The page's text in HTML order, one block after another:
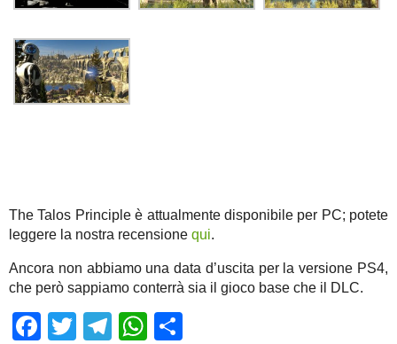
The Talos Principle è attualmente disponibile per PC; potete
leggere la nostra recensione qui.
Ancora non abbiamo una data d’uscita per la versione PS4,
che però sappiamo conterrà sia il gioco base che il DLC.
Facebook
TwitterTelegram
WhatsApp